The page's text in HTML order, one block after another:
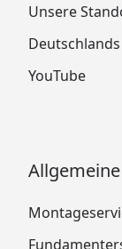
Unsere
YouTube